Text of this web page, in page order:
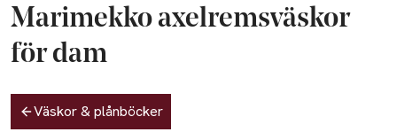
Marimekko axelremsväskor
för dam
Hoppa till produktsidan
Väskor & plånböcker